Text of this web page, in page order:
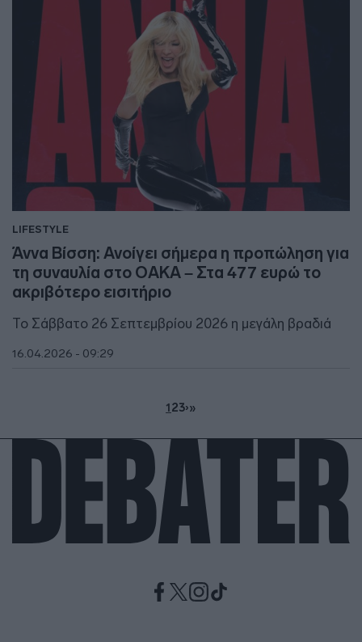
LIFESTYLE
Άννα Βίσση: Ανοίγει σήμερα η προπώληση για
τη συναυλία στο ΟΑΚΑ – Στα 477 ευρώ το
ακριβότερο εισιτήριο
Το Σάββατο 26 Σεπτεμβρίου 2026 η μεγάλη βραδιά
16.04.2026 - 09:29
123›»